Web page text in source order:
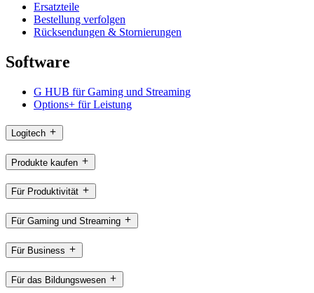
Ersatzteile
Bestellung verfolgen
Rücksendungen & Stornierungen
Software
G HUB für Gaming und Streaming
Options+ für Leistung
Logitech
Produkte kaufen
Für Produktivität
Für Gaming und Streaming
Für Business
Für das Bildungswesen